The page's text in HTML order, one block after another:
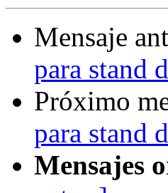
Mensaje
para stand
Próximo
para stand
Mensajes